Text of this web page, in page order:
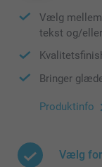
Vælg
tekst og/
Bringer
Produktinfo
Vælg